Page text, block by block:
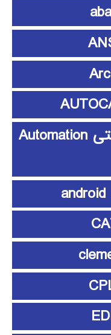
آموزش اتوماسیون صنعتی Automation